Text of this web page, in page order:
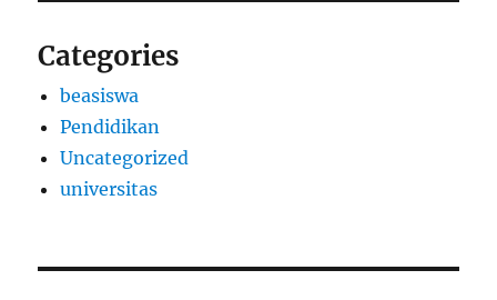
Categories
beasiswa
Pendidikan
Uncategorized
universitas